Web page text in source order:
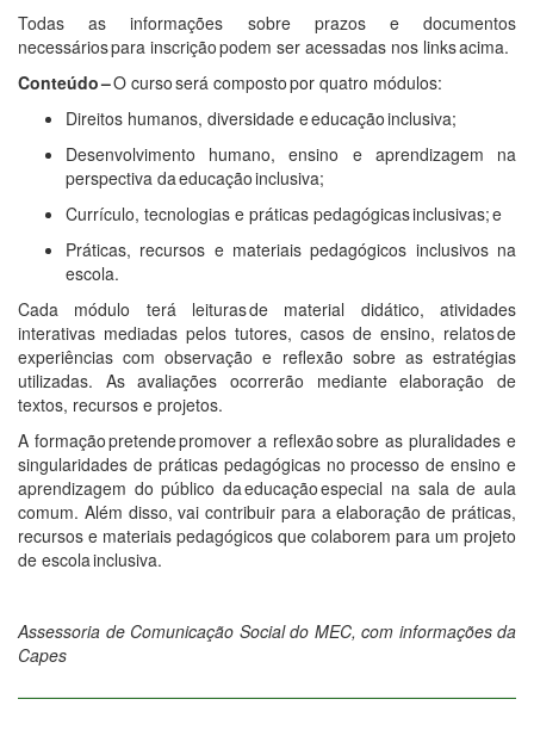
Todas as informações sobre prazos e documentos
necessários para inscrição podem ser acessadas nos links acima.
Conteúdo–O curso será composto por quatro módulos:
Direitos humanos, diversidade e educação inclusiva;
Desenvolvimento humano, ensino e aprendizagem na
perspectiva da educação inclusiva;
Currículo, tecnologias e práticas pedagógicas inclusivas; e
Práticas, recursos e materiais pedagógicos inclusivos na
escola.
Cada módulo terá leituras de material didático, atividades
interativas mediadas pelos tutores, casos de ensino, relatos de
experiências com observação e reflexão sobre as estratégias
utilizadas. As avaliações ocorrerão mediante elaboração de
textos, recursos e projetos.
A formação pretende promover a reflexão sobre as pluralidades e
singularidades de práticas pedagógicas no processo de ensino e
aprendizagem do público da educação especial na sala de aula
comum. Além disso, vai contribuir para a elaboração de práticas,
recursos e materiais pedagógicos que colaborem para um projeto
de escola inclusiva.
Assessoria de Comunicação Social do MEC, com informações da
Capes